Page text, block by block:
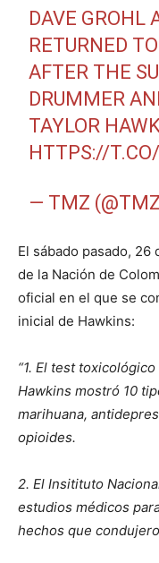
DAVE GROHL
RETURNED
AFTER THE
DRUMMER
TAYLOR
HTTPS://
— TMZ
El sábado pasado, 26
de la Nación de
oficial en el que se
inicial de Hawkins:
“1. El test
Hawkins mostró 10
marihuana,
opioides.
2. El Insitituto
estudios médicos
hechos que